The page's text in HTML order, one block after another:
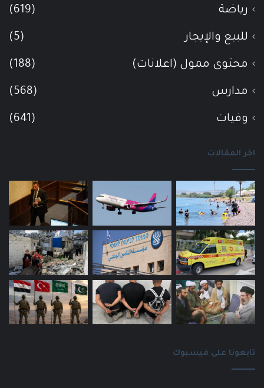
رياضة (619)
للبيع والإيجار (5)
محتوى ممول (اعلانات) (188)
مدارس (568)
وفيات (641)
اخر المقالات
تابعونا على فيسبوك